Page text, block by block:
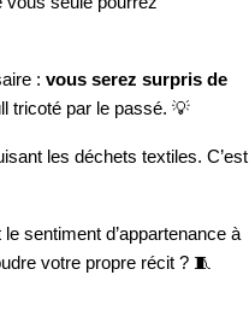
: vous serez surpris de
tricoté par le passé. 💡
les déchets textiles. C’est
sentiment d’appartenance à
votre propre récit ? 🧵